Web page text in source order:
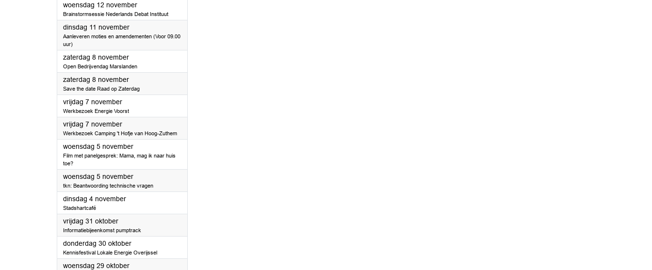
woensdag 12 november2025
Brainstormsessie Nederlands Debat Instituut
dinsdag 11 november2025
Aanleveren moties en amendementen (Voor 09.00
uur)
zaterdag 8 november2025
Open Bedrijvendag Marslanden
zaterdag 8 november2025
Save the date Raad op Zaterdag
vrijdag 7 november2025
Werkbezoek Energie Voorst
vrijdag 7 november2025
Werkbezoek Camping 't Hofje van Hoog-Zuthem
woensdag 5 november2025
Film met panelgesprek: Mama, mag ik naar huis
toe?
woensdag 5 november2025
tkn: Beantwoording technische vragen
dinsdag 4 november2025
Stadshartcafé
vrijdag 31 oktober2025
Informatiebijeenkomst pumptrack
donderdag 30 oktober2025
Kennisfestival Lokale Energie Overijssel
woensdag 29 oktober2025